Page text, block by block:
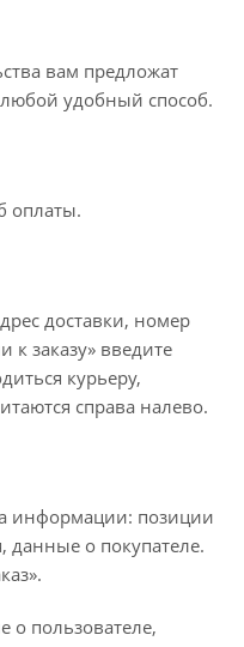
вам предложат
удобный способ.
оплаты.
доставки, номер
к заказу» введите
курьеру,
справа налево.
информации: позиции
данные о покупателе.
о пользователе,